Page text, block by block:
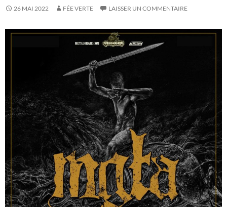
26 MAI 2022 FÉE VERTE LAISSER UN COMMENTAIRE